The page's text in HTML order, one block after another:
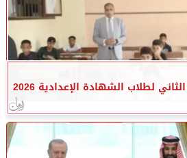
لطلاب الشهادة الإعدادية 2026